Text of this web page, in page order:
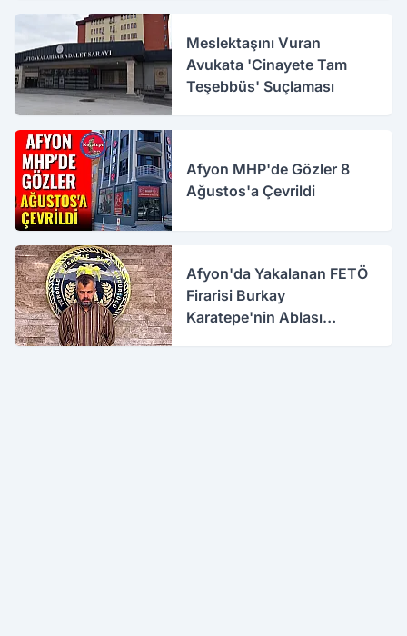
Meslektaşını Vuran
Avukata 'Cinayete Tam
Teşebbüs' Suçlaması
Afyon MHP'de Gözler 8
Ağustos'a Çevrildi
Afyon'da Yakalanan FETÖ
Firarisi Burkay
Karatepe'nin Ablası